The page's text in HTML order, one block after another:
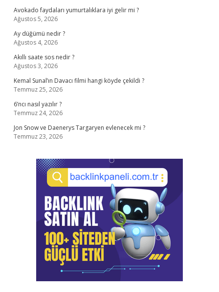
Avokado faydaları yumurtalıklara iyi gelir mi ?
Ağustos 5, 2026
Ay düğümü nedir ?
Ağustos 4, 2026
Akıllı saate sos nedir ?
Ağustos 3, 2026
Kemal Sunal’ın Davacı filmi hangi köyde çekildi ?
Temmuz 25, 2026
6’ncı nasıl yazılır ?
Temmuz 24, 2026
Jon Snow ve Daenerys Targaryen evlenecek mi ?
Temmuz 23, 2026